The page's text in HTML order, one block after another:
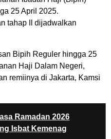
25 April 2025.
tahap II dijadwalkan
Bipih Reguler hingga 25
Haji Dalam Negeri,
remiinya di Jakarta, Kamsi
Ramadan 2026
Isbat Kemenag